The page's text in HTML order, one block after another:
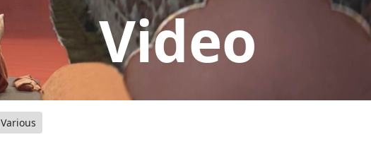
Video
Various